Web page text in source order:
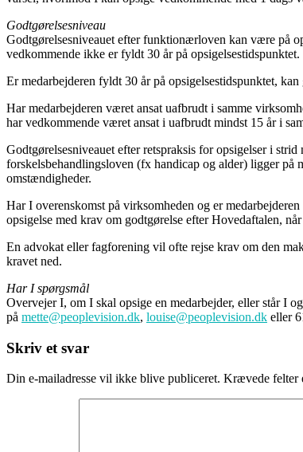
Godtgørelsesniveau
Godtgørelsesniveauet efter funktionærloven kan være på
vedkommende ikke er fyldt 30 år på opsigelsestidspunktet.
Er medarbejderen fyldt 30 år på opsigelsestidspunktet,
Har medarbejderen været ansat uafbrudt i samme
har vedkommende været ansat i uafbrudt mindst 15 år i
Godtgørelsesniveauet efter retspraksis for opsigelser i
forskelsbehandlingsloven (fx handicap og alder) ligger på
omstændigheder.
Har I overenskomst på virksomheden og er
opsigelse med krav om godtgørelse efter Hovedaftalen,
En advokat eller fagforening vil ofte rejse krav om den
kravet ned.
Har I spørgsmål
Overvejer I, om I skal opsige en medarbejder, eller står I
på mette@peoplevision.dk, louise@peoplevision.dk eller
Skriv et svar
Din e-mailadresse vil ikke blive publiceret. Krævede felter